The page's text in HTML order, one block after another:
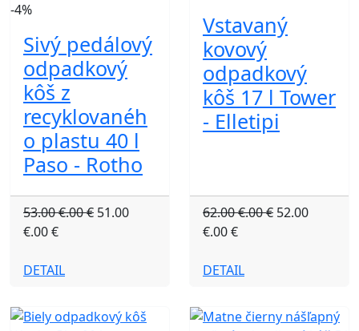
-4%
Sivý pedálový
odpadkový
kôš z
recyklovanéh
o plastu 40 l
Paso - Rotho
53.00 €.00 € 51.00
€.00 €
DETAIL
Vstavaný
kovový
odpadkový
kôš 17 l Tower
- Elletipi
62.00 €.00 € 52.00
€.00 €
DETAIL